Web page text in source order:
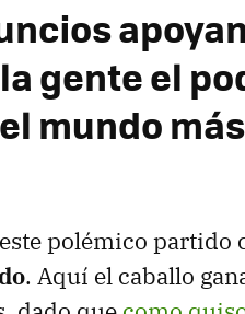
gente el
mundo
polémico partido
. Aquí el caballo